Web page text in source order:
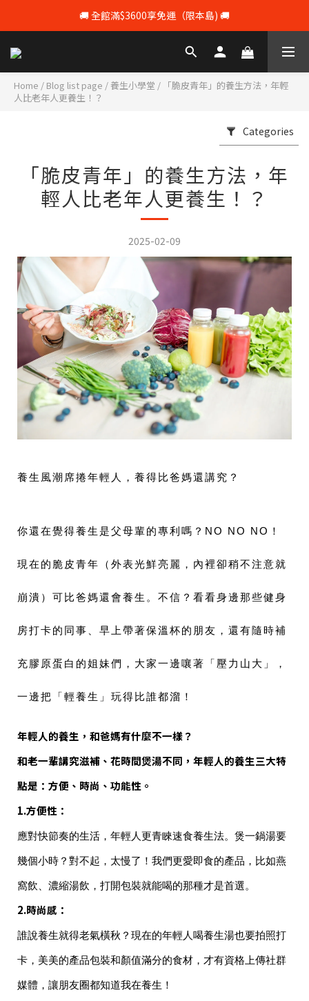
💰 註冊會員即享100元購物 💰
🚚 全館滿$3600享免運（限本島) 🚚
💰 註冊會員即享100元購物 💰
Home / Blog list page / 養生小學堂 / 「脆皮青年」的養生方法，年輕
人比老年人更養生！？
Categories
「脆皮青年」的養生方法，年
輕人比老年人更養生！？
2025-02-09
養生風潮席捲年輕人，養得比爸媽還講究？
你還在覺得養生是父母輩的專利嗎？NO NO NO！
現在的脆皮青年（外表光鮮亮麗，內裡卻稍不注意就
崩潰）可比爸媽還會養生。不信？看看身邊那些健身
房打卡的同事、早上帶著保溫杯的朋友，還有隨時補
充膠原蛋白的姐妹們，大家一邊嚷著「壓力山大」，
一邊把「輕養生」玩得比誰都溜！
年輕人的養生，和爸媽有什麼不一樣？
和老一輩講究滋補、花時間煲湯不同，年輕人的養生三大特
點是： 方便、時尚、功能性 。
1.方便性 ：
應對快節奏的生活，年輕人更青睞速食養生法。煲一鍋湯要
幾個小時？對不起，太慢了！我們更愛即食的產品，比如燕
窩飲、濃縮湯飲，打開包裝就能喝的那種才是首選。
2.時尚感 ：
誰說養生就得老氣橫秋？現在的年輕人喝養生湯也要拍照打
卡，美美的產品包裝和顏值滿分的食材，才有資格上傳社群
媒體，讓朋友圈都知道我在養生！